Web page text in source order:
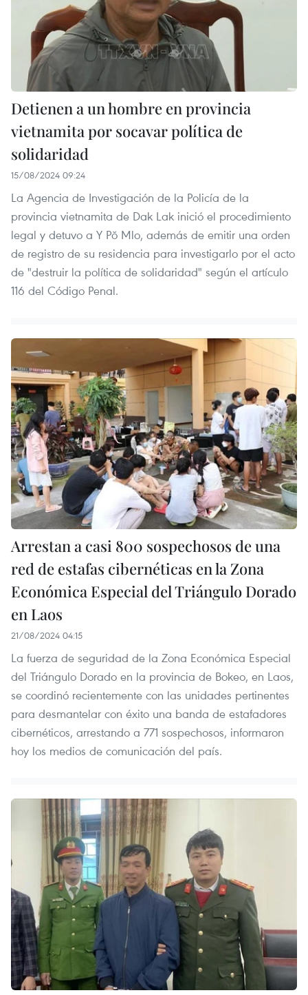
Detienen a un hombre en provincia
vietnamita por socavar política de
solidaridad
15/08/2024 09:24
La Agencia de Investigación de la Policía de la
provincia vietnamita de Dak Lak inició el procedimiento
legal y detuvo a Y Pŏ Mlo, además de emitir una orden
de registro de su residencia para investigarlo por el acto
de "destruir la política de solidaridad" según el artículo
116 del Código Penal.
Arrestan a casi 800 sospechosos de una
red de estafas cibernéticas en la Zona
Económica Especial del Triángulo Dorado
en Laos
21/08/2024 04:15
La fuerza de seguridad de la Zona Económica Especial
del Triángulo Dorado en la provincia de Bokeo, en Laos,
se coordinó recientemente con las unidades pertinentes
para desmantelar con éxito una banda de estafadores
cibernéticos, arrestando a 771 sospechosos, informaron
hoy los medios de comunicación del país.